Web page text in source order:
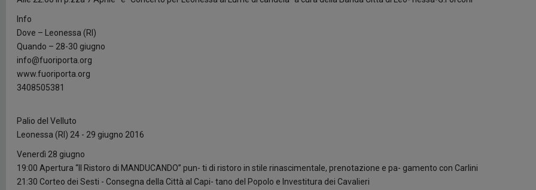
Info
Dove – Leonessa (RI)
Quando – 28-30 giugno
info@fuoriporta.org
www.fuoriporta.org
3408505381
Palio del Velluto
Leonessa (RI) 24 - 29 giugno 2016
Venerdì 28 giugno
19:00 Apertura “Il Ristoro di MANDUCANDO” pun- ti di ristoro in stile rinascimentale, prenotazione e pa- gamento con Carlini
21:30 Corteo dei Sesti - Consegna della Città al Capi- tano del Popolo e Investitura dei Cavalieri